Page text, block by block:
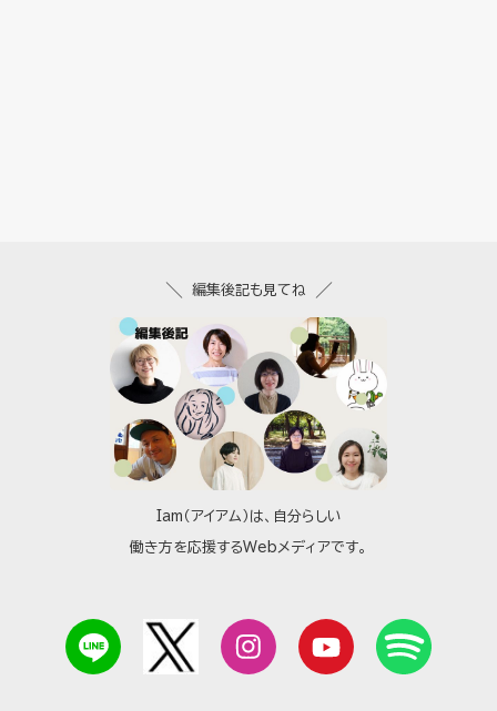
Iam（アイアム）は、自分らしい
働き方を応援するWebメディアです。
編集後記も見てね